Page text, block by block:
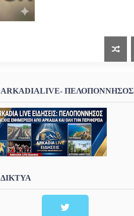
ARKADIALIVE- ΠΕΛΟΠΟΝΝΗΣΟΣ
ΔΙΚΤΥΑ